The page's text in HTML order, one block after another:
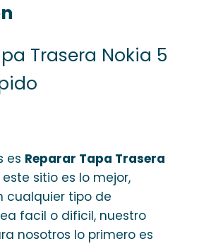
Trasera Nokia 5
es Reparar Tapa Trasera
este sitio es lo mejor,
cualquier tipo de
facil o dificil, nuestro
nosotros lo primero es